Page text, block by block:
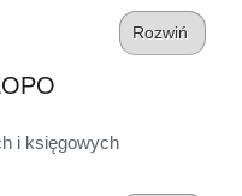
Rozwiń
i księgowych